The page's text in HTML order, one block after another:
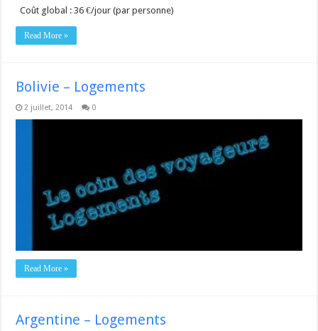
Coût global : 36 €/jour (par personne)
Read More »
Bolivie – Logements
2 juillet, 2014 0
Read More »
Argentine – Logements